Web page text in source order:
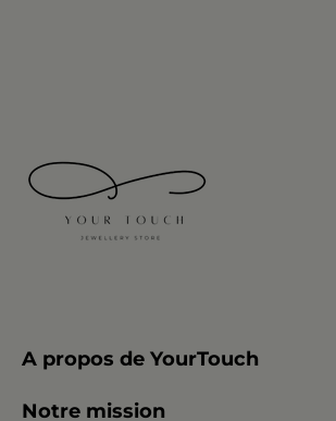
A propos de YourTouch
Notre mission